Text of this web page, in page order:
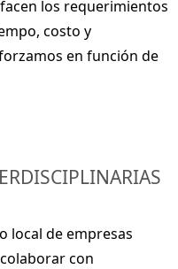
los requerimientos
costo y
en función de
local de empresas
con